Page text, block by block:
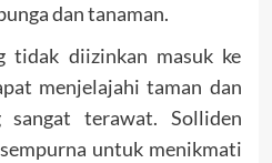
dan tanaman.
tidak diizinkan masuk ke
menjelajahi taman dan
sangat terawat. Solliden
untuk menikmati